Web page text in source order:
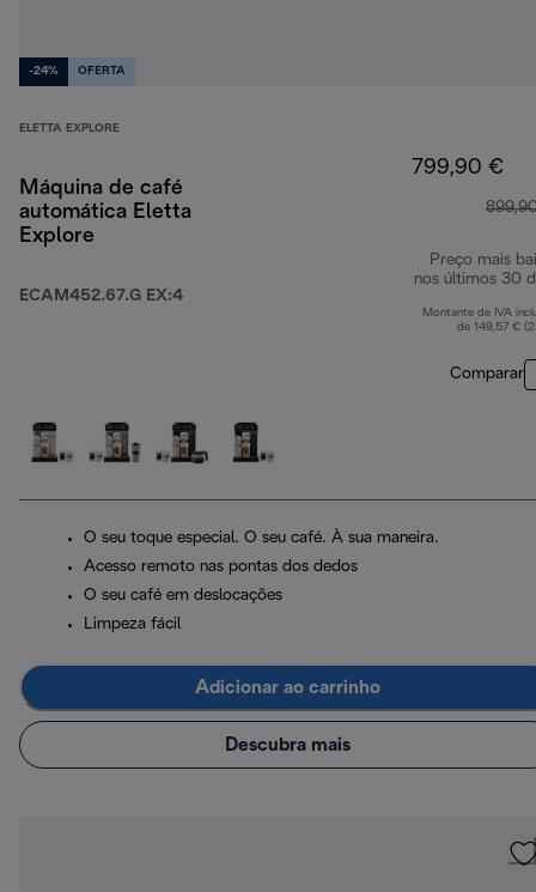
-24% OFERTA
ELETTA EXPLORE
Máquina de café
automática Eletta
Explore
ECAM452.67.G EX:4
799,90 €
Preço mais
nos últimos 30
Montante de IVA
de 149,57 €
Comparar
O seu toque especial. O seu café. À sua maneira.
Acesso remoto nas pontas dos dedos
O seu café em deslocações
Limpeza fácil
Adicionar ao carrinho
Descubra mais